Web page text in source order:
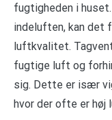
fugtigheden i
indeluften, kan det
luftkvalitet.
fugtige luft og
sig. Dette er især
hvor der ofte er høj